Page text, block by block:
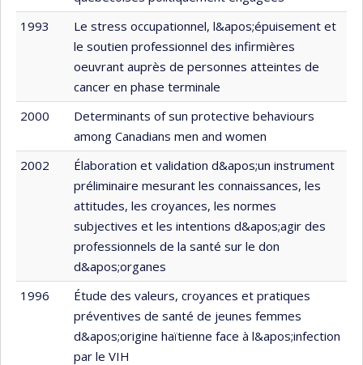
1993
Le stress occupationnel, l&apos;épuisement et
le soutien professionnel des infirmières
oeuvrant auprès de personnes atteintes de
cancer en phase terminale
2000
Determinants of sun protective behaviours
among Canadians men and women
2002
Élaboration et validation d&apos;un instrument
préliminaire mesurant les connaissances, les
attitudes, les croyances, les normes
subjectives et les intentions d&apos;agir des
professionnels de la santé sur le don
d&apos;organes
1996
Étude des valeurs, croyances et pratiques
préventives de santé de jeunes femmes
d&apos;origine haïtienne face à l&apos;infection
par le VIH